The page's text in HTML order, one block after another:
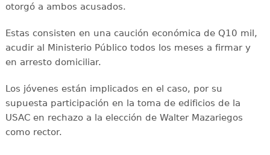
otorgó a ambos acusados.
Estas consisten en una caución económica de Q10 mil,
acudir al Ministerio Público todos los meses a firmar y
en arresto domiciliar.
Los jóvenes están implicados en el caso, por su
supuesta participación en la toma de edificios de la
USAC en rechazo a la elección de Walter Mazariegos
como rector.